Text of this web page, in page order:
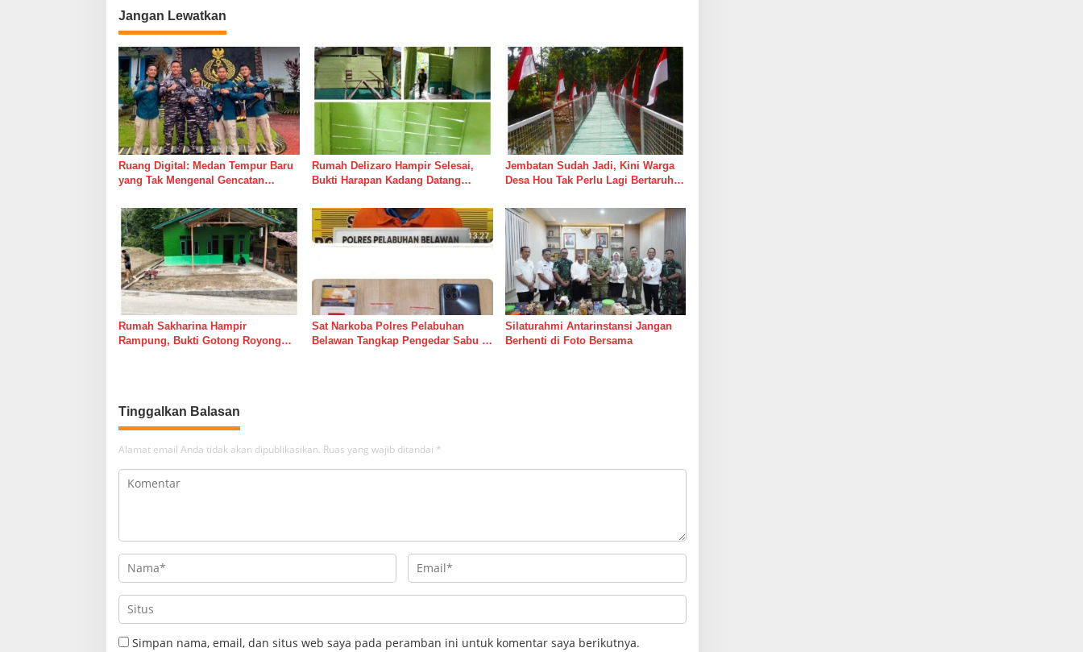
g
a
s
i
p
o
s
Jangan Lewatkan
Ruang Digital: Medan Tempur Baru
yang Tak Mengenal Gencatan
Rumah Delizaro Hampir Selesai,
Bukti Harapan Kadang Datang
Jembatan Sudah Jadi, Kini Warga
Desa Hou Tak Perlu Lagi Bertaruh
Rumah Sakharina Hampir
Rampung, Bukti Gotong Royong
Sat Narkoba Polres Pelabuhan
Belawan Tangkap Pengedar Sabu di
Silaturahmi Antarinstansi Jangan
Berhenti di Foto Bersama
Tinggalkan Balasan
Alamat email Anda tidak akan dipublikasikan. Ruas yang wajib ditandai *
Simpan nama, email, dan situs web saya pada peramban ini untuk komentar saya berikutnya.